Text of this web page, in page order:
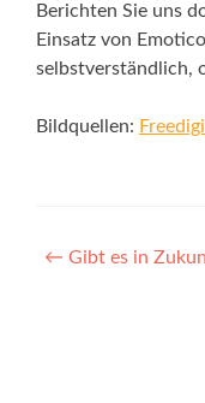
Berichten Sie uns
Einsatz von
selbstverständlich,
Bildquellen:
Post
← Gibt es in